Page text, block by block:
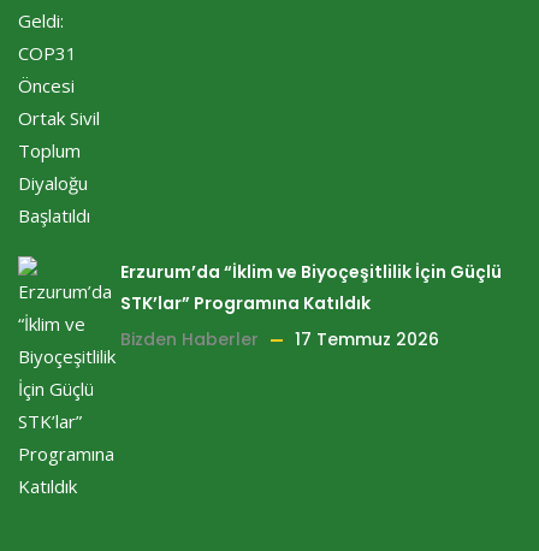
Erzurum’da “İklim ve Biyoçeşitlilik İçin Güçlü
STK’lar” Programına Katıldık
Bizden Haberler
17 Temmuz 2026